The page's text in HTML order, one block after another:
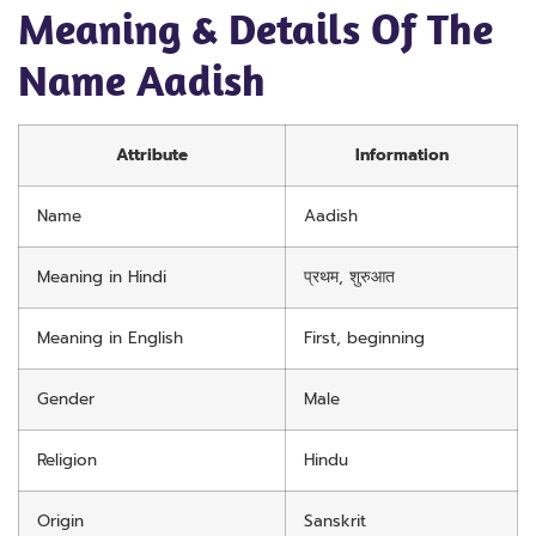
Meaning & Details Of The
Name Aadish
Attribute Information
Name Aadish
Meaning in Hindi प्रथम, शुरुआत
Meaning in English First, beginning
Gender Male
Religion Hindu
Origin Sanskrit